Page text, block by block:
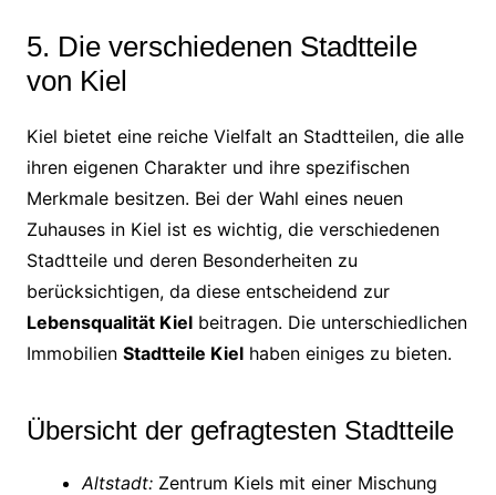
5. Die verschiedenen Stadtteile
von Kiel
Kiel bietet eine reiche Vielfalt an Stadtteilen, die alle
ihren eigenen Charakter und ihre spezifischen
Merkmale besitzen. Bei der Wahl eines neuen
Zuhauses in Kiel ist es wichtig, die verschiedenen
Stadtteile und deren Besonderheiten zu
berücksichtigen, da diese entscheidend zur
Lebensqualität Kielbeitragen. Die unterschiedlichen
Immobilien Stadtteile Kielhaben einiges zu bieten.
Übersicht der gefragtesten Stadtteile
Altstadt:Zentrum Kiels mit einer Mischung